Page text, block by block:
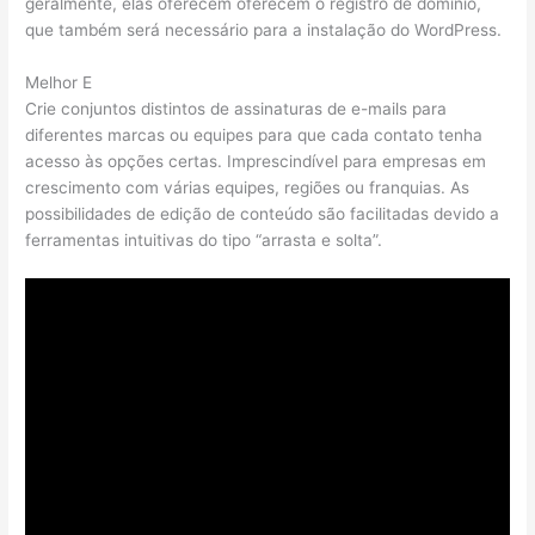
que também será necessário para a instalação do WordPress.
Melhor E
Crie conjuntos distintos de assinaturas de e-mails para
diferentes marcas ou equipes para que cada contato tenha
acesso às opções certas. Imprescindível para empresas em
crescimento com várias equipes, regiões ou franquias. As
possibilidades de edição de conteúdo são facilitadas devido a
ferramentas intuitivas do tipo “arrasta e solta”.